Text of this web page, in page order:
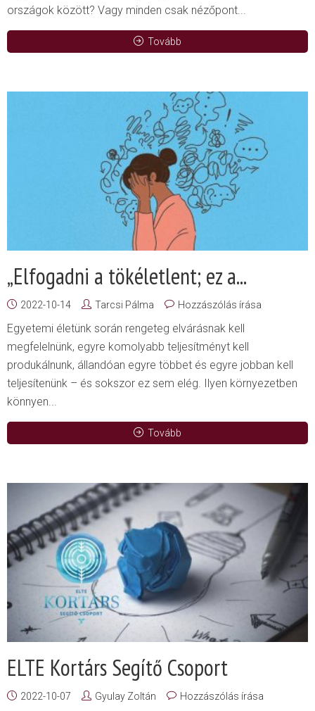
országok között? Vagy minden csak nézőpont...
Tovább
„Elfogadni a tökéletlent; ez a...
2022-10-14 Tarcsi Pálma Hozzászólás írása
Egyetemi életünk során rengeteg elvárásnak kell
megfelelnünk, egyre komolyabb teljesítményt kell
produkálnunk, állandóan egyre többet és egyre jobban kell
teljesítenünk – és sokszor ez sem elég. Ilyen környezetben
könnyen...
Tovább
ELTE Kortárs Segítő Csoport
2022-10-07 Gyulay Zoltán Hozzászólás írása